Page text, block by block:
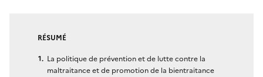
RÉSUMÉ
La politique de prévention et de lutte contre la
maltraitance et de promotion de la bientraitance